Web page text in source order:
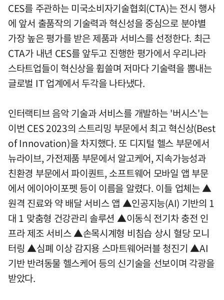
CES를 주관하는 미국소비자기술협회(CTA)는 전시 행사
에 앞서 출품작의 기술력과 혁신성을 중심으로 분야별
가장 높은 평가를 받은 제품과 서비스를 선정한다. 최근
CTA가 내년 CES를 앞두고 진행한 평가에서 우리나라
스타트업들이 혁신상을 휩쓸며 저마다 기술력을 뽐내는
글로벌 IT 업계에서 두각을 나타냈다.
인터랙티브 음악 기술과 서비스를 개발하는 '버시스'는
이번 CES 2023의 스트리밍 부문에서 최고 혁신상(Best
of Innovation)을 차지했다. 또 디지털 헬스 부문에서
뉴라이브, 가전제품 부문에서 알고케어, 지속가능성과
친환경 부문에서 파이퀀트, 소프트웨어 모바일 앱 부문
에서 에이아이포펫 등이 이름을 알렸다. 이들 업체는 ▲
원격 진료와 약 배달 서비스 앱 ▲인공지능(AI) 기반의 1
대 1 맞춤형 건강관리 솔루션 ▲이동식 전기차 충전 인
프라 제조 서비스 ▲손목시계형 비침습 상시 혈당 모니
터링 ▲심폐 이상 감지용 스마트웨어러블 청진기 ▲AI
기반 반려동물 헬스케어 등의 신기술을 선보이며 각광을
받았다.